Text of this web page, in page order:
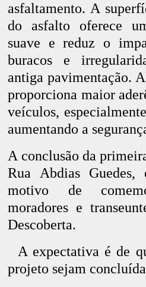
asfaltamento. A
do asfalto oferece
suave e reduz o
buracos e
antiga pavimentação.
proporciona maior
veículos,
aumentando a
A conclusão da
Rua Abdias
motivo de
moradores e
Descoberta.
A expectativa é de
projeto sejam